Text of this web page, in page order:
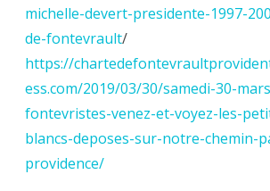
michelle-devert-presidente-1997-
de-fontevrault/
https://
ess.com/2019/03/30/samedi-30-
fontevristes-venez-et-voyez-les-
blancs-deposes-sur-notre-chemin-
providence/